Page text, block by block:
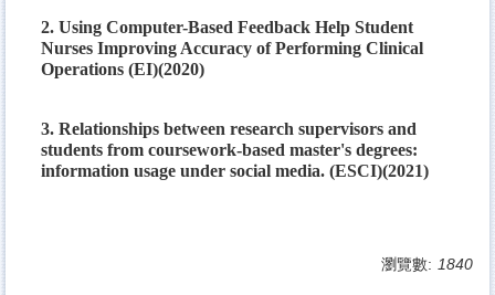
2. Using Computer-Based Feedback Help Student
Nurses Improving Accuracy of Performing Clinical
Operations (EI)(2020)
3. Relationships between research supervisors and
students from coursework-based master's degrees:
information usage under social media. (ESCI)(2021)
瀏覽數: 1840